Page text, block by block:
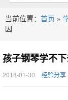
当前位置： 首页 »
因
孩子钢琴学不
2018-01-30 经验分享